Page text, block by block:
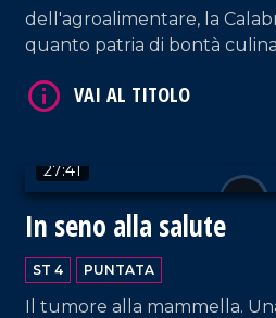
dell'agroalimentare, la
quanto patria di bontà
27:41
In seno alla salute
ST 4 PUNTATA
Il tumore alla mammella.